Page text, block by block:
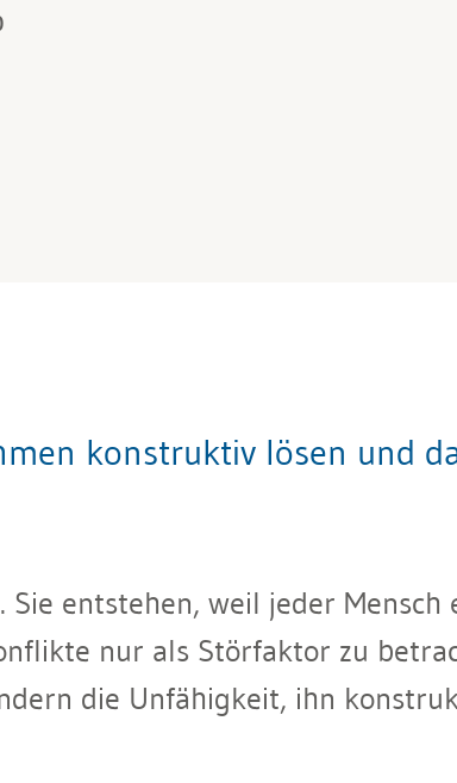
konstruktiv lösen und
entstehen, weil jeder Mensch
nur als Störfaktor zu
die Unfähigkeit, ihn